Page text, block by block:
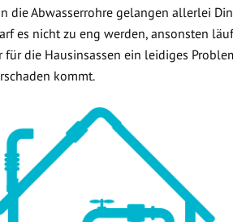
die Abwasserrohre gelangen allerlei
es nicht zu eng werden, ansonsten
die Hausinsassen ein leidiges
kommt.